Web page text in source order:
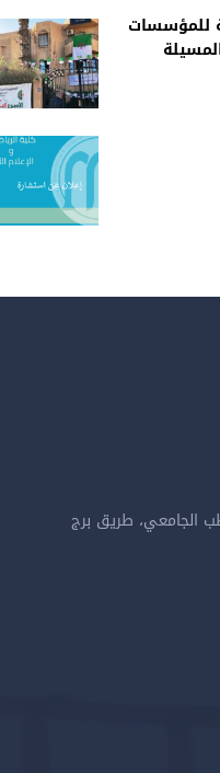
الوطنية للمؤسسات
الجامعي، طريق برج